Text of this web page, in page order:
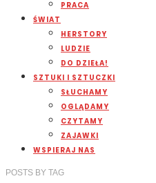
PRACA
ŚWIAT
HERSTORY
LUDZIE
DO DZIEŁA!
SZTUKI I SZTUCZKI
SŁUCHAMY
OGLĄDAMY
CZYTAMY
ZAJAWKI
WSPIERAJ NAS
POSTS BY TAG